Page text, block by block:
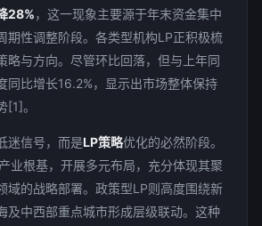
28%，这一现象主要源于年末资金集中
期性调整阶段。各类型机构LP正积极梳
略与方向。尽管环比回落，但与上年同
同比增长16.2%，显示出市场整体保持
[1]。
迷信号，而是LP策略优化的必然阶段。
业根基，开展多元布局，充分体现其聚
域的战略部署。政策型LP则高度围绕新
及中西部重点城市形成层级联动。这种